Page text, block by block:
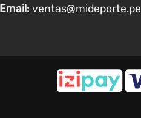
Email: ventas@mideporte.pe